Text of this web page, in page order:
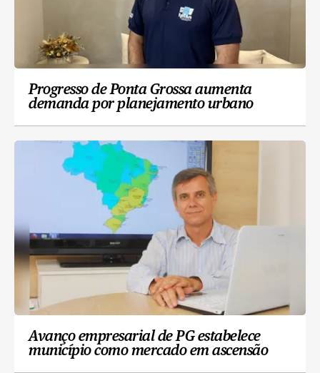
Progresso de Ponta Grossa aumenta
demanda por planejamento urbano
Avanço empresarial de PG estabelece
município como mercado em ascensão